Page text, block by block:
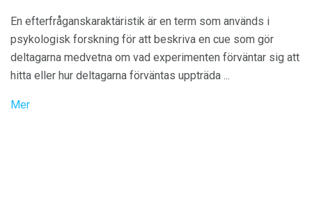
En efterfråganskaraktäristik är en term som används i
psykologisk forskning för att beskriva en cue som gör
deltagarna medvetna om vad experimenten förväntar sig att
hitta eller hur deltagarna förväntas uppträda ...
Mer